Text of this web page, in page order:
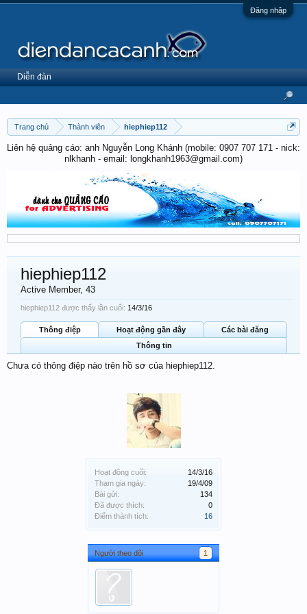
Đăng nhập
Trang chủ Thành viên hiephiep112
Liên hệ quảng cáo: anh Nguyễn Long Khánh (mobile: 0907 707 171 - nick:
nlkhanh - email: longkhanh1963@gmail.com)
Hoạt động cuối:
14/3/16
Tham gia ngày:
19/4/09
Bài gửi:
134
Đã được thích:
0
Điểm thành tích:
16
Người theo dõi 1
hiephiep112
Active Member, 43
hiephiep112 được thấy lần cuối: 14/3/16
Thông điệp Hoạt động gần đây
Các bài đăng
Thông tin
Chưa có thông điệp nào trên hồ sơ của hiephiep112.
Diễn đàn